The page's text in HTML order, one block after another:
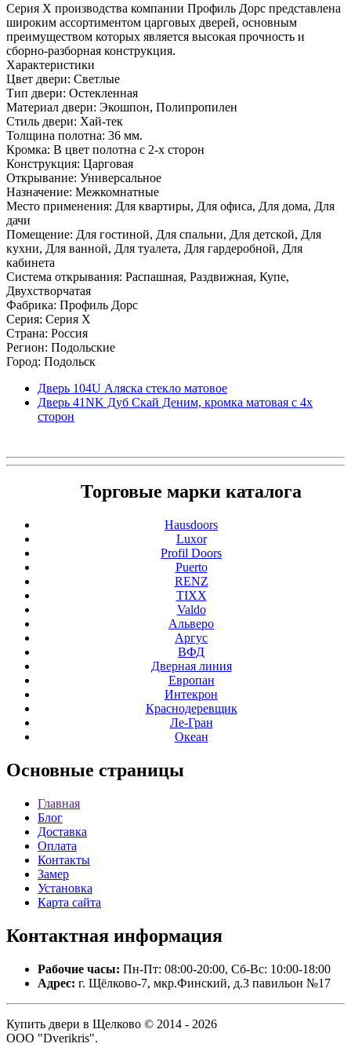
Серия Х производства компании Профиль Дорс представлена
широким ассортиментом царговых дверей, основным
преимуществом которых является высокая прочность и
сборно-разборная конструкция.
Характеристики
Цвет двери: Светлые
Тип двери: Остекленная
Материал двери: Экошпон, Полипропилен
Стиль двери: Хай-тек
Толщина полотна: 36 мм.
Кромка: В цвет полотна с 2-х сторон
Конструкция: Царговая
Открывание: Универсальное
Назначение: Межкомнатные
Место применения: Для квартиры, Для офиса, Для дома, Для
дачи
Помещение: Для гостиной, Для спальни, Для детской, Для
кухни, Для ванной, Для туалета, Для гардеробной, Для
кабинета
Система открывания: Распашная, Раздвижная, Купе,
Двухстворчатая
Фабрика: Профиль Дорс
Серия: Серия X
Страна: Россия
Регион: Подольские
Город: Подольск
Дверь 104U Аляска стекло матовое
Дверь 41NK Дуб Скай Деним, кромка матовая с 4х
сторон
Торговые марки каталога
Hausdoors
Luxor
Profil Doors
Puerto
RENZ
TIXX
Valdo
Альверо
Аргус
ВФД
Дверная линия
Европан
Интекрон
Краснодеревщик
Ле-Гран
Океан
Основные страницы
Главная
Блог
Доставка
Оплата
Контакты
Замер
Установка
Карта сайта
Контактная информация
Рабочие часы: Пн-Пт: 08:00-20:00, Сб-Вс: 10:00-18:00
Адрес: г. Щёлково-7, мкр.Финский, д.3 павильон №17
Купить двери в Щелково © 2014 - 2026
ООО "Dverikris".